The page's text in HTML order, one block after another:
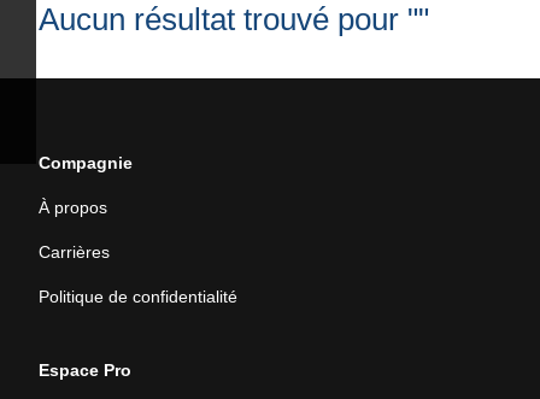
Aucun résultat trouvé pour ""
Compagnie
À propos
Carrières
Politique de confidentialité
Espace Pro